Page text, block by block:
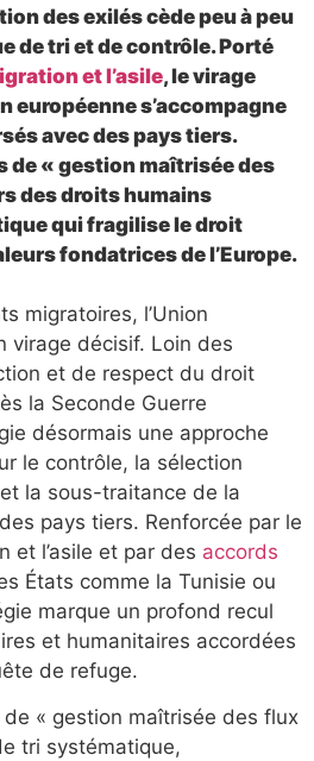
des exilés cède peu à peu
de tri et de contrôle. Porté
et l’asile, le virage
européenne s’accompagne
avec des pays tiers.
de « gestion maîtrisée des
des droits humains
qui fragilise le droit
fondatrices de l’Europe.
migratoires, l’Union
virage décisif. Loin des
et de respect du droit
la Seconde Guerre
désormais une approche
le contrôle, la sélection
la sous-traitance de la
pays tiers. Renforcée par le
et l’asile et par des accords
États comme la Tunisie ou
marque un profond recul
et humanitaires accordées
de refuge.
« gestion maîtrisée des flux
tri systématique,